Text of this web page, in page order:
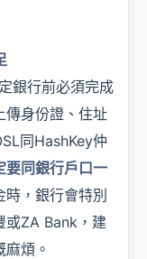
銀行前必須完成
傳身份證、住址
同HashKey仲
要同銀行戶口一
時，銀行會特別
或ZA Bank，建
煩。